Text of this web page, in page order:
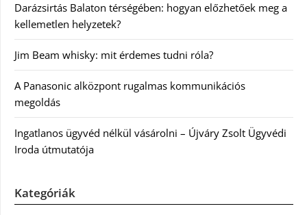
Darázsirtás Balaton térségében: hogyan előzhetőek meg a
kellemetlen helyzetek?
Jim Beam whisky: mit érdemes tudni róla?
A Panasonic alközpont rugalmas kommunikációs
megoldás
Ingatlanos ügyvéd nélkül vásárolni – Újváry Zsolt Ügyvédi
Iroda útmutatója
Kategóriák